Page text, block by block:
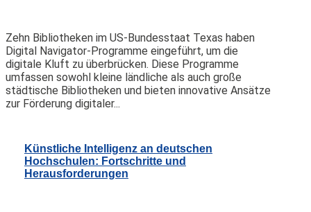
Zehn Bibliotheken im US-Bundesstaat Texas haben
Digital Navigator-Programme eingeführt, um die
digitale Kluft zu überbrücken. Diese Programme
umfassen sowohl kleine ländliche als auch große
städtische Bibliotheken und bieten innovative Ansätze
zur Förderung digitaler...
Künstliche Intelligenz an deutschen
Hochschulen: Fortschritte und
Herausforderungen